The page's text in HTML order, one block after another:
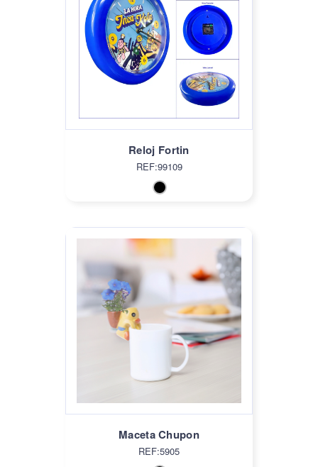
Reloj Fortin
REF:99109
Maceta Chupon
REF:5905